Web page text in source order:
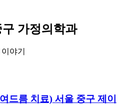
가정의학과
야기
드름 치료) 서울 중구 제이